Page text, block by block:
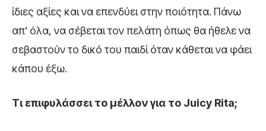
ίδιες αξίες και να επενδύει στην ποιότητα. Πάνω
απ’ όλα, να σέβεται τον πελάτη όπως θα ήθελε να
σεβαστούν το δικό του παιδί όταν κάθεται να φάει
κάπου έξω.
Τι επιφυλάσσει το μέλλον για το Juicy Rita;